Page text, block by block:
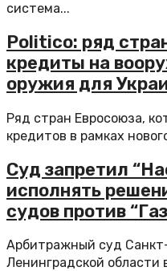
система...
Politico: ряд
кредиты на
оружия для
Ряд стран Евросоюза,
кредитов в рамках
Суд запретил
исполнять
судов против
Арбитражный суд
Ленинградской области